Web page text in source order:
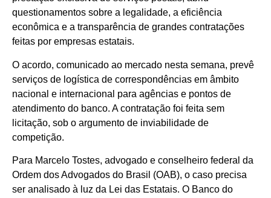
questionamentos sobre a legalidade, a eficiência
econômica e a transparência de grandes contratações
feitas por empresas estatais.
O acordo, comunicado ao mercado nesta semana, prevê
serviços de logística de correspondências em âmbito
nacional e internacional para agências e pontos de
atendimento do banco. A contratação foi feita sem
licitação, sob o argumento de inviabilidade de
competição.
Para Marcelo Tostes, advogado e conselheiro federal da
Ordem dos Advogados do Brasil (OAB), o caso precisa
ser analisado à luz da Lei das Estatais. O Banco do